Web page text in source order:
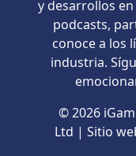
y desarrollos
podcasts,
conoce a los
industria.
© 2026
Ltd | Sitio